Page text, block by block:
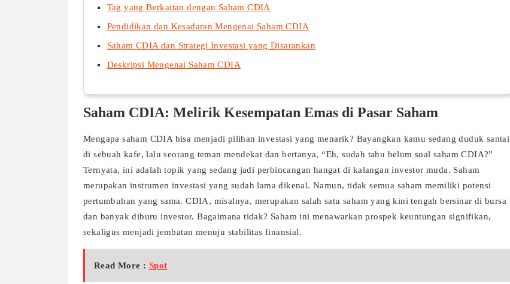
Tag yang Berkaitan dengan Saham CDIA
Pendidikan dan Kesadaran Mengenai Saham CDIA
Saham CDIA dan Strategi Investasi yang Disarankan
Deskripsi Mengenai Saham CDIA
Saham CDIA: Melirik Kesempatan Emas di Pasar Saham
Mengapa saham CDIA bisa menjadi pilihan investasi yang menarik? Bayangkan kamu sedang duduk santai
di sebuah kafe, lalu seorang teman mendekat dan bertanya, “Eh, sudah tahu belum soal saham CDIA?”
Ternyata, ini adalah topik yang sedang jadi perbincangan hangat di kalangan investor muda. Saham
merupakan instrumen investasi yang sudah lama dikenal. Namun, tidak semua saham memiliki potensi
pertumbuhan yang sama. CDIA, misalnya, merupakan salah satu saham yang kini tengah bersinar di bursa
dan banyak diburu investor. Bagaimana tidak? Saham ini menawarkan prospek keuntungan signifikan,
sekaligus menjadi jembatan menuju stabilitas finansial.
Read More : Spot